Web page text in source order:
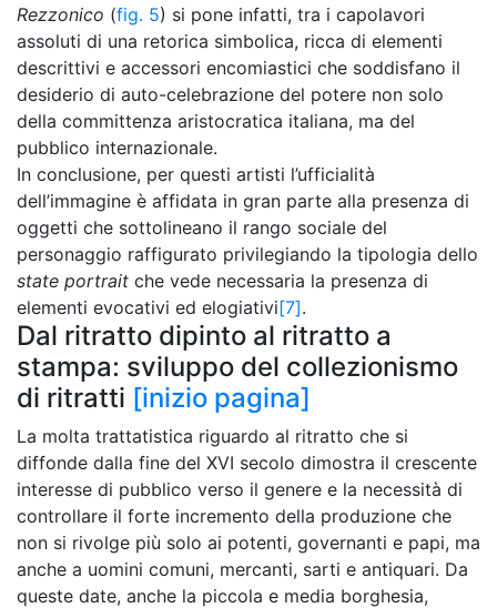
Rezzonico (fig. 5) si pone infatti, tra i capolavori
assoluti di una retorica simbolica, ricca di elementi
descrittivi e accessori encomiastici che soddisfano il
desiderio di auto-celebrazione del potere non solo
della committenza aristocratica italiana, ma del
pubblico internazionale.
In conclusione, per questi artisti l’ufficialità
dell’immagine è affidata in gran parte alla presenza di
oggetti che sottolineano il rango sociale del
personaggio raffigurato privilegiando la tipologia dello
state portrait che vede necessaria la presenza di
elementi evocativi ed elogiativi[7].
Dal ritratto dipinto al ritratto a
stampa: sviluppo del collezionismo
di ritratti [inizio pagina]
La molta trattatistica riguardo al ritratto che si
diffonde dalla fine del XVI secolo dimostra il crescente
interesse di pubblico verso il genere e la necessità di
controllare il forte incremento della produzione che
non si rivolge più solo ai potenti, governanti e papi, ma
anche a uomini comuni, mercanti, sarti e antiquari. Da
queste date, anche la piccola e media borghesia,